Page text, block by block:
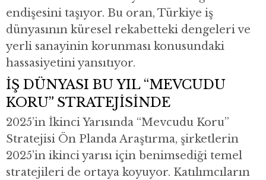
endişesini taşıyor. Bu oran, Türkiye iş
dünyasının küresel rekabetteki dengeleri ve
yerli sanayinin korunması konusundaki
hassasiyetini yansıtıyor.
İŞ DÜNYASI BU YIL “MEVCUDU
KORU” STRATEJİSİNDE
2025’in İkinci Yarısında “Mevcudu Koru”
Stratejisi Ön Planda Araştırma, şirketlerin
2025’in ikinci yarısı için benimsediği temel
stratejileri de ortaya koyuyor. Katılımcıların